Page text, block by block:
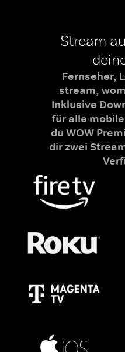
Stream
Fernseher,
stream,
Inklusive
für alle
du WOW
dir zwei